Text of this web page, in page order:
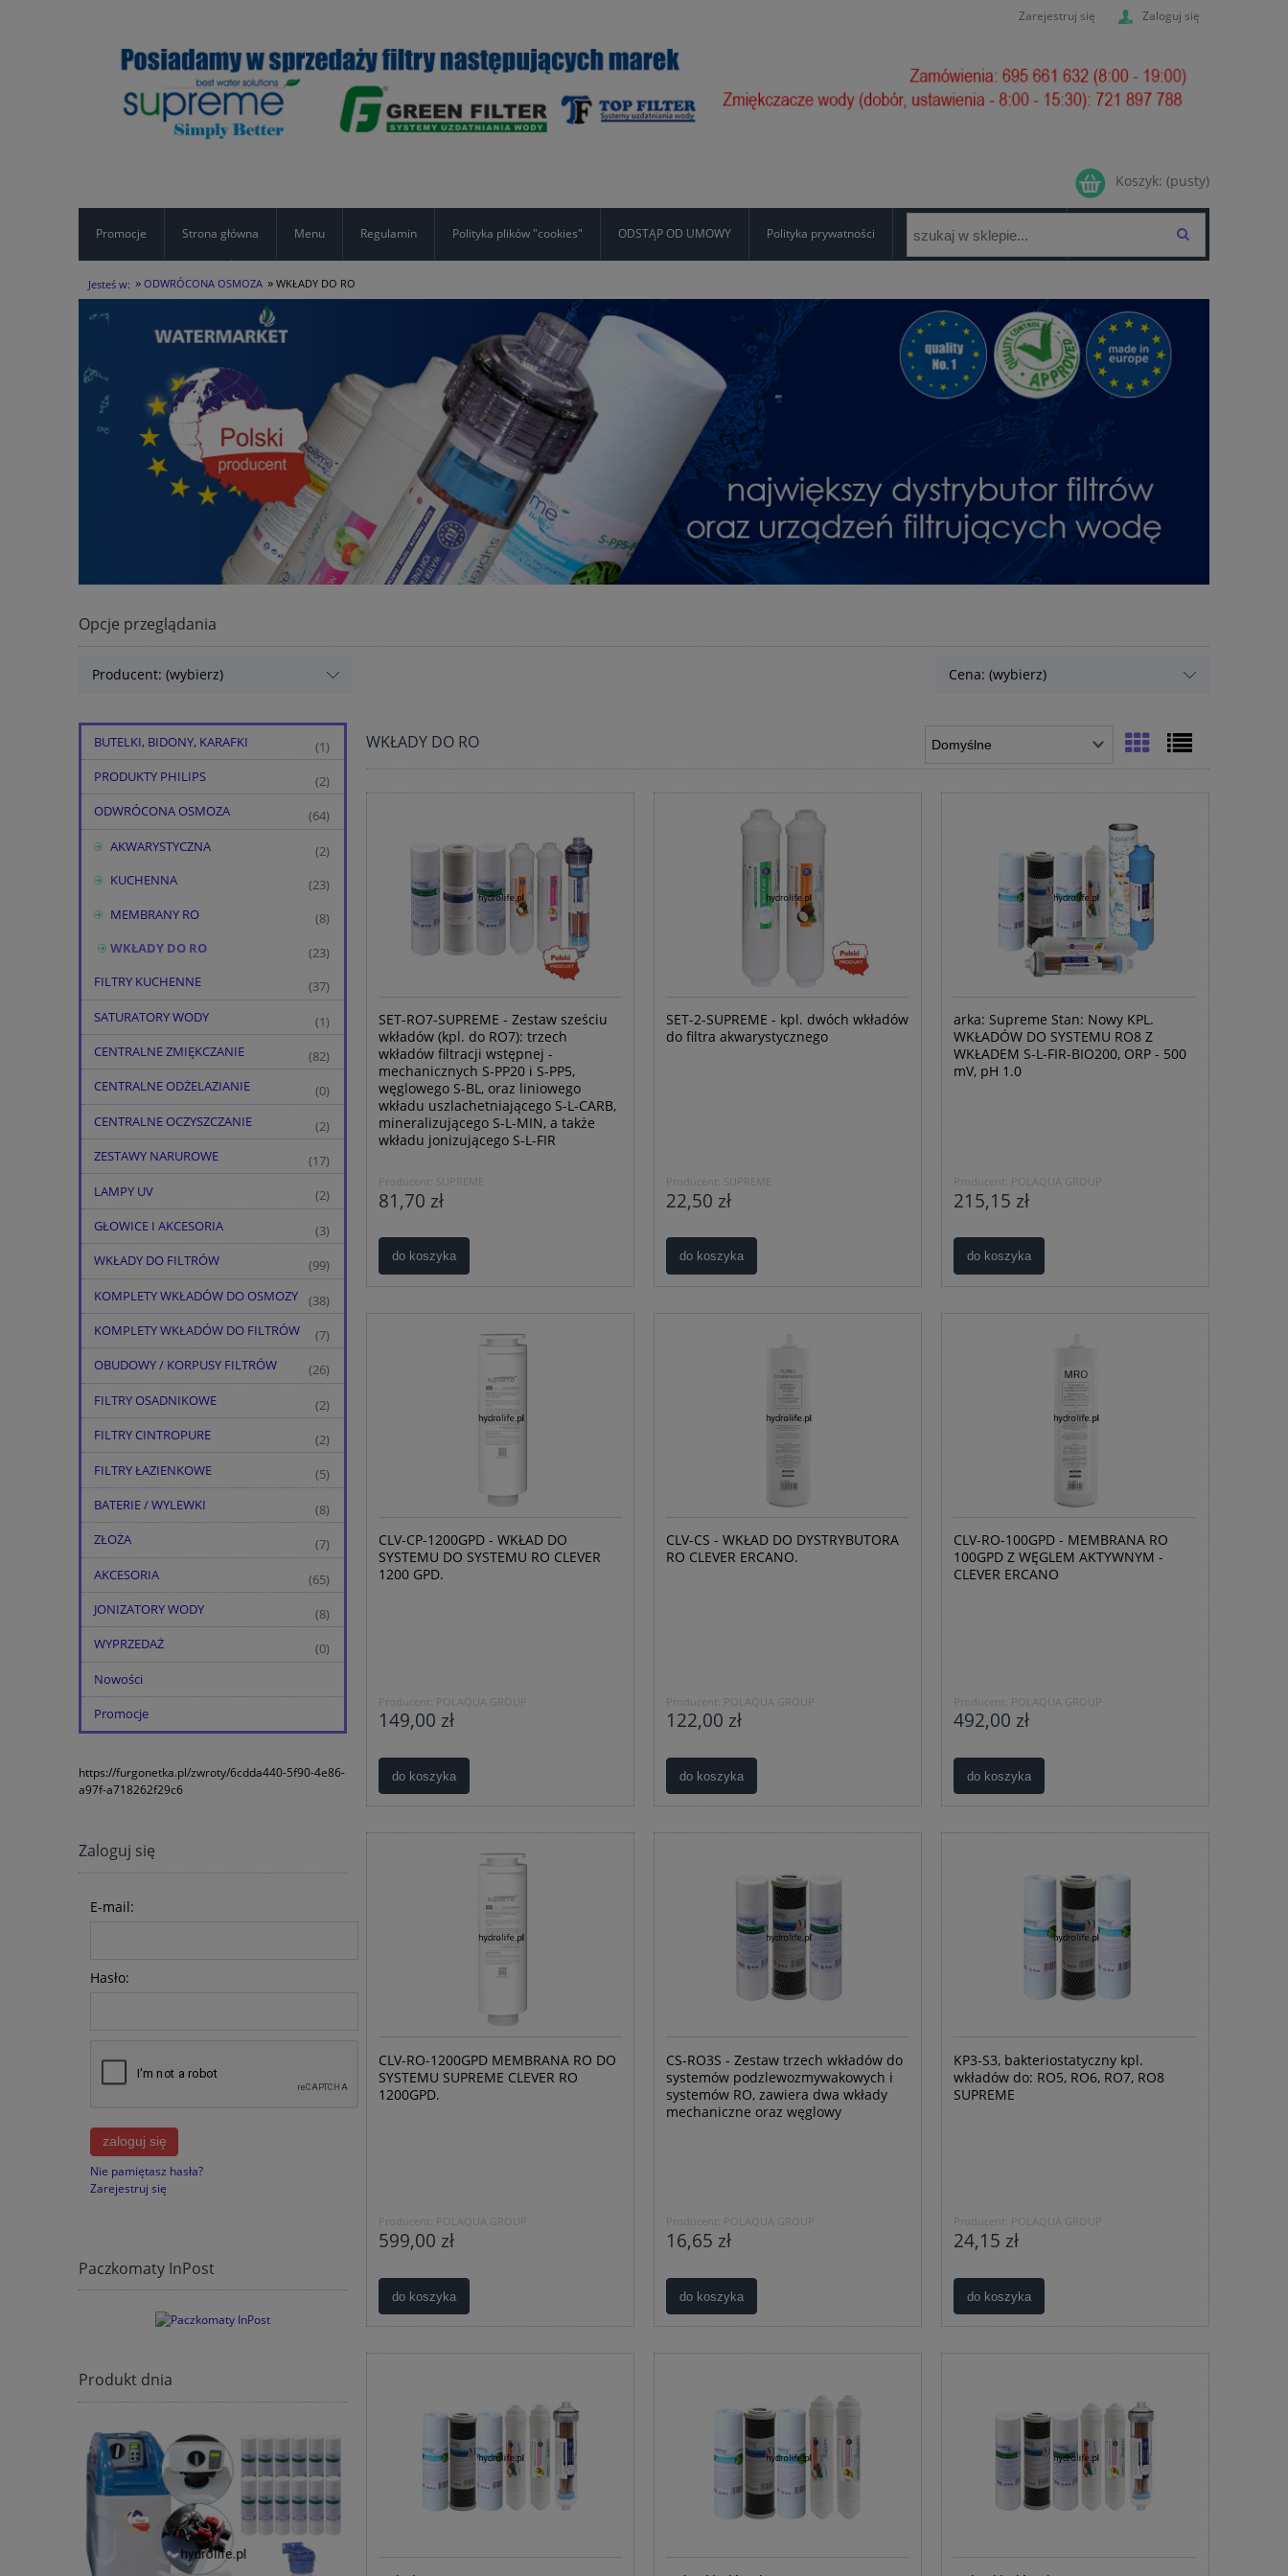
Zarejestruj się Zaloguj się
Koszyk: (pusty)
Promocje Strona główna Menu Regulamin Polityka plików "cookies" ODSTĄP OD UMOWY Polityka prywatności GWARANCJA/FORMULARZ
Formularz kontaktowy
Jesteś w: » ODWRÓCONA OSMOZA » WKŁADY DO RO
Opcje przeglądania
Producent: (wybierz) Cena: (wybierz)
BUTELKI, BIDONY, KARAFKI (1)
PRODUKTY PHILIPS (2)
ODWRÓCONA OSMOZA (64)
AKWARYSTYCZNA (2)
KUCHENNA (23)
MEMBRANY RO (8)
WKŁADY DO RO (23)
FILTRY KUCHENNE (37)
SATURATORY WODY (1)
CENTRALNE ZMIĘKCZANIE (82)
CENTRALNE ODŻELAZIANIE (0)
CENTRALNE OCZYSZCZANIE (2)
ZESTAWY NARUROWE (17)
LAMPY UV (2)
GŁOWICE I AKCESORIA (3)
WKŁADY DO FILTRÓW (99)
KOMPLETY WKŁADÓW DO OSMOZY (38)
KOMPLETY WKŁADÓW DO FILTRÓW (7)
OBUDOWY / KORPUSY FILTRÓW (26)
FILTRY OSADNIKOWE (2)
FILTRY CINTROPURE (2)
FILTRY ŁAZIENKOWE (5)
BATERIE / WYLEWKI (8)
ZŁOŻA (7)
AKCESORIA (65)
JONIZATORY WODY (8)
WYPRZEDAŻ (0)
Nowości
Promocje
https://furgonetka.pl/zwroty/6cdda440-5f90-4e86-
a97f-a718262f29c6
Zaloguj się
E-mail:
Hasło:
zaloguj się
Nie pamiętasz hasła?
Zarejestruj się
Paczkomaty InPost
Produkt dnia
WKŁADY DO RO
SET-RO7-SUPREME - Zestaw sześciu
wkładów (kpl. do RO7): trzech
wkładów filtracji wstępnej -
mechanicznych S-PP20 i S-PP5,
węglowego S-BL, oraz liniowego
wkładu uszlachetniającego S-L-CARB,
mineralizującego S-L-MIN, a także
wkładu jonizującego S-L-FIR
Producent: SUPREME
81,70 zł
do koszyka
SET-2-SUPREME - kpl. dwóch wkładów
do filtra akwarystycznego
Producent: SUPREME
22,50 zł
do koszyka
arka: Supreme Stan: Nowy KPL.
WKŁADÓW DO SYSTEMU RO8 Z
WKŁADEM S-L-FIR-BIO200, ORP - 500
mV, pH 1.0
Producent: POLAQUA GROUP
215,15 zł
do koszyka
CLV-CP-1200GPD - WKŁAD DO
SYSTEMU DO SYSTEMU RO CLEVER
1200 GPD.
Producent: POLAQUA GROUP
149,00 zł
do koszyka
CLV-CS - WKŁAD DO DYSTRYBUTORA
RO CLEVER ERCANO.
Producent: POLAQUA GROUP
122,00 zł
do koszyka
CLV-RO-100GPD - MEMBRANA RO
100GPD Z WĘGLEM AKTYWNYM -
CLEVER ERCANO
Producent: POLAQUA GROUP
492,00 zł
do koszyka
CLV-RO-1200GPD MEMBRANA RO DO
SYSTEMU SUPREME CLEVER RO
1200GPD.
Producent: POLAQUA GROUP
599,00 zł
do koszyka
CS-RO3S - Zestaw trzech wkładów do
systemów podzlewozmywakowych i
systemów RO, zawiera dwa wkłady
mechaniczne oraz węglowy
Producent: POLAQUA GROUP
16,65 zł
do koszyka
KP3-S3, bakteriostatyczny kpl.
wkładów do: RO5, RO6, RO7, RO8
SUPREME
Producent: POLAQUA GROUP
24,15 zł
do koszyka